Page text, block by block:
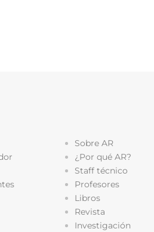
Sobre AR
¿Por qué AR?
Staff técnico
Profesores
Libros
Revista
Investigación